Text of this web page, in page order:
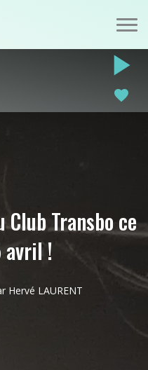
play_arrow
favorite
Club Transbo ce
avril !
Hervé LAURENT